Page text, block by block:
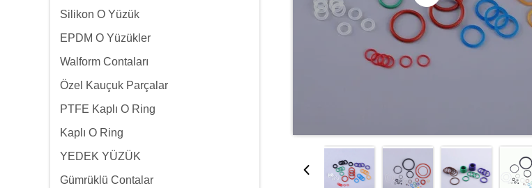
Silikon O Yüzük
EPDM O Yüzükler
Walform Contaları
Özel Kauçuk Parçalar
PTFE Kaplı O Ring
Kaplı O Ring
YEDEK YÜZÜK
Gümrüklü Contalar